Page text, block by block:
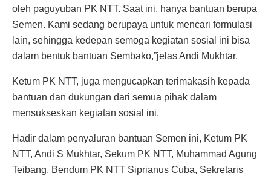
oleh paguyuban PK NTT. Saat ini, hanya bantuan berupa
Semen. Kami sedang berupaya untuk mencari formulasi
lain, sehingga kedepan semoga kegiatan sosial ini bisa
dalam bentuk bantuan Sembako,”jelas Andi Mukhtar.
Ketum PK NTT, juga mengucapkan terimakasih kepada
bantuan dan dukungan dari semua pihak dalam
mensukseskan kegiatan sosial ini.
Hadir dalam penyaluran bantuan Semen ini, Ketum PK
NTT, Andi S Mukhtar, Sekum PK NTT, Muhammad Agung
Teibang, Bendum PK NTT Siprianus Cuba, Sekretaris